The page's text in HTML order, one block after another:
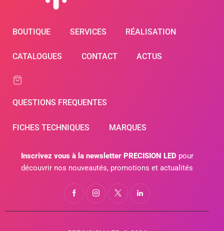
BOUTIQUE SERVICES RÉALISATION
CATALOGUES CONTACT ACTUS
QUESTIONS FREQUENTES
FICHES TECHNIQUES MARQUES
Inscrivez vous à la newsletter PRECISION LEDpour
découvrir nos nouveautés, promotions et actualités